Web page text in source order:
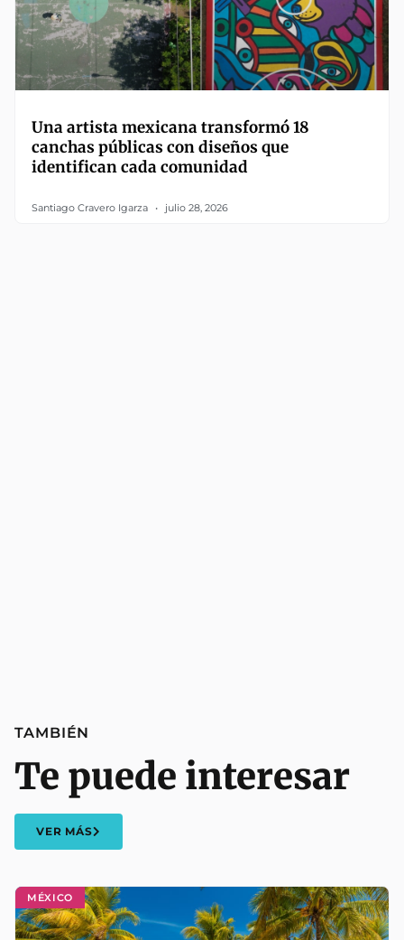
Una artista mexicana transformó 18
canchas públicas con diseños que
identifican cada comunidad
Santiago Cravero Igarza julio 28, 2026
MÉXICO
TAMBIÉN
Te puede interesar
VER MÁS